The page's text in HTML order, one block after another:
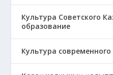
Культура Советского
образование
Культура современного